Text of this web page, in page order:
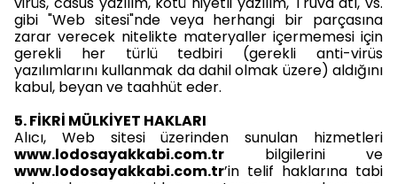
gibi "Web sitesi"nde veya herhangi bir parçasına
zarar verecek nitelikte materyaller içermemesi için
gerekli her türlü tedbiri (gerekli anti-virüs
yazılımlarını kullanmak da dahil olmak üzere) aldığını
kabul, beyan ve taahhüt eder.
5. FİKRİ MÜLKİYET HAKLARI
Alıcı, Web sitesi üzerinden sunulan hizmetleri
www.lodosayakkabi.com.tr bilgilerini ve
www.lodosayakkabi.com.tr’in telif haklarına tabi